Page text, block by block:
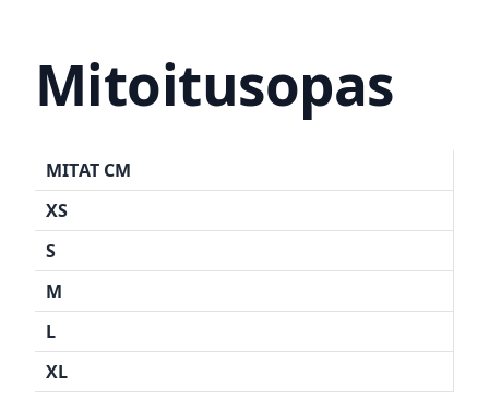
Mitoitusopas
MITAT CM
XS
S
M
L
XL